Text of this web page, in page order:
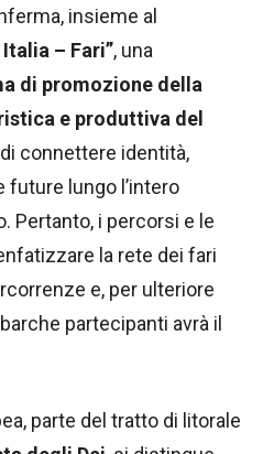
insieme al
– Fari”, una
di promozione della
e produttiva del
connettere identità,
lungo l’intero
Pertanto, i percorsi e le
la rete dei fari
e, per ulteriore
partecipanti avrà il
parte del tratto di litorale